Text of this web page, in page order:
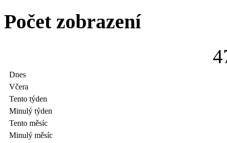
Počet zobrazení
4
Dnes
Včera
Tento týden
Minulý týden
Tento měsíc
Minulý měsíc